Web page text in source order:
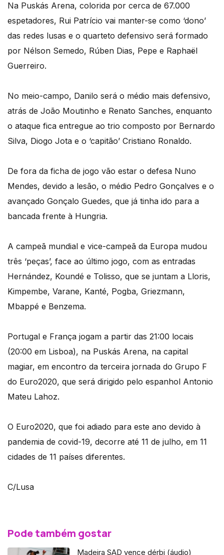
Na Puskás Arena, colorida por cerca de 67.000
espetadores, Rui Patrício vai manter-se como ‘dono’
das redes lusas e o quarteto defensivo será formado
por Nélson Semedo, Rúben Dias, Pepe e Raphaël
Guerreiro.
No meio-campo, Danilo será o médio mais defensivo,
atrás de João Moutinho e Renato Sanches, enquanto
o ataque fica entregue ao trio composto por Bernardo
Silva, Diogo Jota e o ‘capitão’ Cristiano Ronaldo.
De fora da ficha de jogo vão estar o defesa Nuno
Mendes, devido a lesão, o médio Pedro Gonçalves e o
avançado Gonçalo Guedes, que já tinha ido para a
bancada frente à Hungria.
A campeã mundial e vice-campeã da Europa mudou
três ‘peças’, face ao último jogo, com as entradas
Hernández, Koundé e Tolisso, que se juntam a Lloris,
Kimpembe, Varane, Kanté, Pogba, Griezmann,
Mbappé e Benzema.
Portugal e França jogam a partir das 21:00 locais
(20:00 em Lisboa), na Puskás Arena, na capital
magiar, em encontro da terceira jornada do Grupo F
do Euro2020, que será dirigido pelo espanhol Antonio
Mateu Lahoz.
O Euro2020, que foi adiado para este ano devido à
pandemia de covid-19, decorre até 11 de julho, em 11
cidades de 11 países diferentes.
C/Lusa
Pode também gostar
Madeira SAD vence dérbi (áudio)